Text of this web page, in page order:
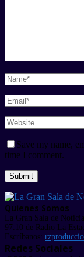
Save my name,
time I comment.
Quienes Somos
La Gran Sala de
97.10 de Radio La
Escríbanos:
Redes Sociales